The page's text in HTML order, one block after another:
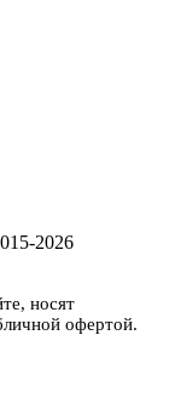
2026
носят
офертой.